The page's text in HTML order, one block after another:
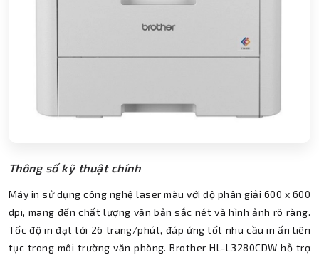
Thông số kỹ thuật chính
Máy in sử dụng công nghệ laser màu với độ phân giải 600 x 600
dpi, mang đến chất lượng văn bản sắc nét và hình ảnh rõ ràng.
Tốc độ in đạt tới 26 trang/phút, đáp ứng tốt nhu cầu in ấn liên
tục trong môi trường văn phòng. Brother HL-L3280CDW hỗ trợ